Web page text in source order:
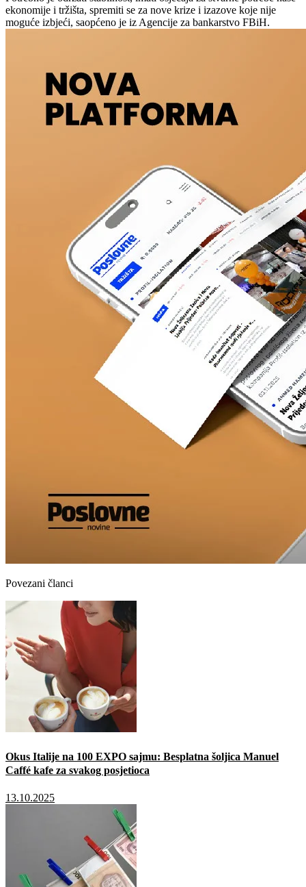
ekonomije i tržišta, spremiti se za nove krize i izazove koje nije
moguće izbjeći, saopćeno je iz Agencije za bankarstvo FBiH.
Povezani članci
Okus Italije na 100 EXPO sajmu: Besplatna šoljica Manuel
Caffé kafe za svakog posjetioca
13.10.2025